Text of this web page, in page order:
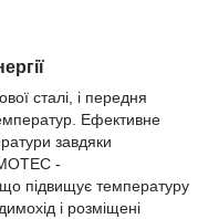
сталі, і передня
Ефективне
завдяки
-
підвищує температуру
і розміщені